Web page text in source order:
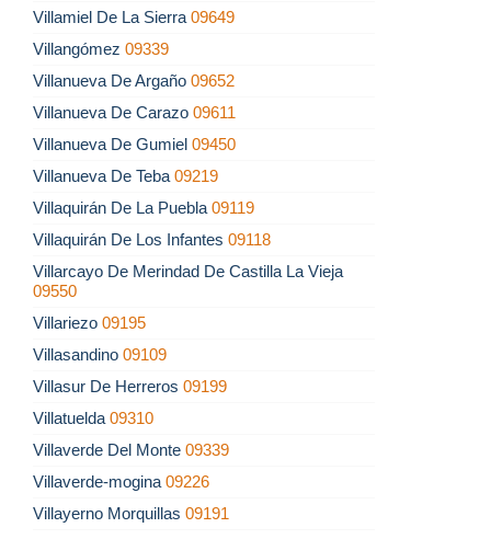
Villamiel De La Sierra 09649
Villangómez 09339
Villanueva De Argaño 09652
Villanueva De Carazo 09611
Villanueva De Gumiel 09450
Villanueva De Teba 09219
Villaquirán De La Puebla 09119
Villaquirán De Los Infantes 09118
Villarcayo De Merindad De Castilla La Vieja
09550
Villariezo 09195
Villasandino 09109
Villasur De Herreros 09199
Villatuelda 09310
Villaverde Del Monte 09339
Villaverde-mogina 09226
Villayerno Morquillas 09191